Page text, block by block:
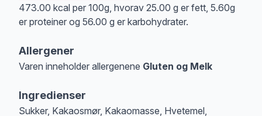
473.00 kcal per 100g, hvorav 25.00 g er fett, 5.60g
er proteiner og 56.00 g er karbohydrater.
Allergener
Varen inneholder allergenene Gluten og Melk
Ingredienser
Sukker, Kakaosmør, Kakaomasse, Hvetemel,